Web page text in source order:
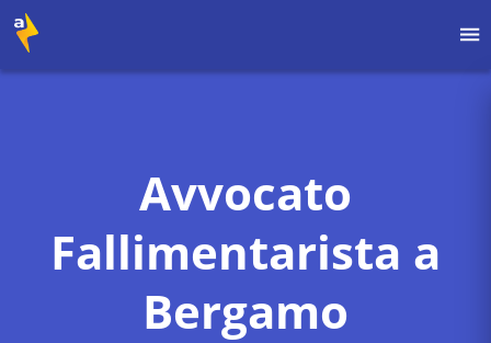
Avvocato
Fallimentarista a
Bergamo